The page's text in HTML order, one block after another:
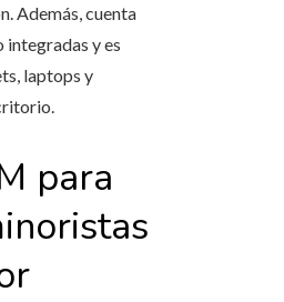
Además, cuenta
integradas y es
laptops y
para